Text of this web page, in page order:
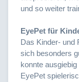
und so weiter
EyePet für
Das Kinder- und
sich besonders
konnte
EyePet